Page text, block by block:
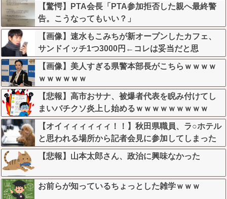
【驚愕】PTA会長「PTA参加拒否した親へ最終警
告。こうなってもいい？」
【画像】速水もこみちが新オープンしたカフェ、
サンドイッチ1つ3000円←コレは妥当だと思
う？？？？？？
【画像】美人すぎる県警本部長がこちらｗｗｗｗ
ｗｗｗｗｗｗ
【悲報】高市おサナ、被爆者代表を睨み付けてし
まいバチクソ炎上し始めるｗｗｗｗｗｗｗｗｗ
【オイィィィィィィ！！】秋田県職員、ラ○ホテル
と思われる場所から記者会見に参加してしまった
結果w w w w w w w w
【悲報】山本太郎さん、政治に興味なかった
お前らが知っているちょっとした雑学ｗｗｗ